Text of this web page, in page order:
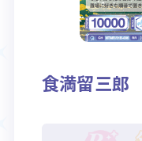
食満留三郎